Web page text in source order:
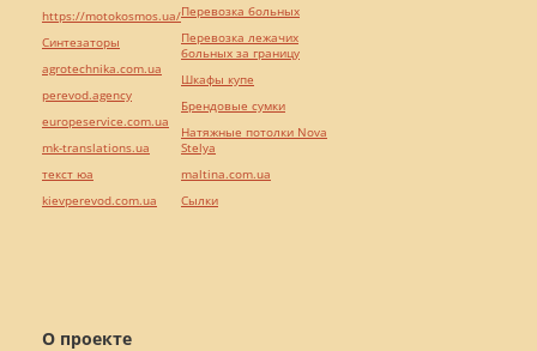
О проекте
https://motokosmos.ua/
Синтезаторы
agrotechnika.com.ua
perevod.agency
europeservice.com.ua
mk-translations.ua
текст юа
kievperevod.com.ua
Перевозка больных
Перевозка лежачих
больных за границу
Шкафы купе
Брендовые сумки
Натяжные потолки Nova
Stelya
maltina.com.ua
Cылки